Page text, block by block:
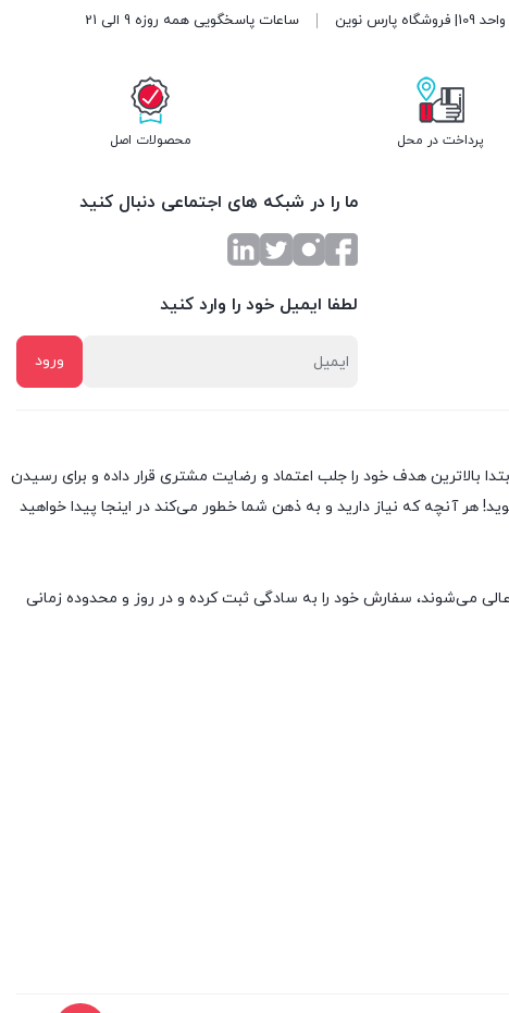
ساعات پاسخگویی همه روزه 9 الی 21
پرداخت در محل محصولات اصل
ما را در شبکه های اجتماعی دنبال کنید
لطفا ایمیل خود را وارد کنید
همان ابتدا بالاترین هدف خود را جلب اعتماد و رضایت مشتری قرار داده و براى رسیدن
آنچه که نیاز دارید و به ذهن شما خطور می‌کند در اینجا پیدا خواهید
می‌شوند، سفارش خود را به سادگی ثبت کرده و در روز و محدوده زمانی